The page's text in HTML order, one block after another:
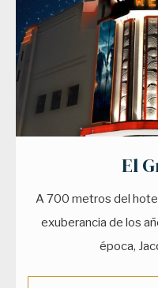
El
A 700 metros del
exuberancia de los
época,